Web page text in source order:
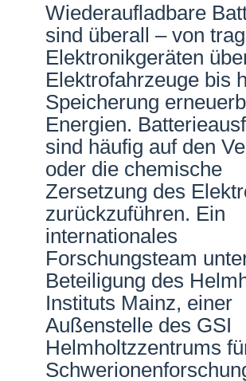
Netzwerke
Wiederaufladbare
sind überall – von
Elektronikgeräten
Elektrofahrzeuge bis
Speicherung
Energien.
sind häufig auf den
oder die chemische
Zersetzung des
zurückzuführen. Ein
internationales
Forschungsteam
Beteiligung des
Instituts Mainz, einer
Außenstelle des GSI
Helmholtzzentrums